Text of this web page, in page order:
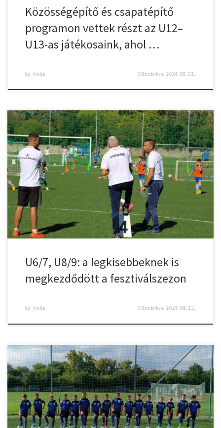
Közösségépítő és csapatépítő
programon vettek részt az U12–
U13-as játékosaink, ahol …
by iroda Közzétéve 2026.08.03.
Az idei első őszi fesztiválon, szombaton a legfiatalabb utánpótlás
labdarúgók léptek pályára a városi sporttelepen. A harmincnégy
csapat, 159 labdarúgója Szeghalomból, Zsadányból, Békésről,
Szabadkígyósról, Vésztőről, Sarkadról, Medgyesegyházáról,
Elekről érkezett, a házigazda gyulaiak mellett. A hatvanperces
játék után ezúttal sem maradtak el a jutalmak, megfejelve a
motivációs gyűjtőmappákkal. Ahogy arról korábban […]
U6/7, U8/9: a legkisebbeknek is
megkezdődött a fesztiválszezon
by iroda Közzétéve 2025.09.21.
A Magyar Labdarúgó Szövetség 2021. júliusában indította el a
vármegyei körzetközpontok működését. A kijelölt körzetközponti
egyesületek feladata többek között a kiválasztó rendezvények
megszervezése és lebonyolítása, a tehetségek felkutatása és
gondozása. A Gyulasport kéthetes rendszerességgel tart kiválasztó
edzéseket a körzet U11-es korosztályából kiválasztott